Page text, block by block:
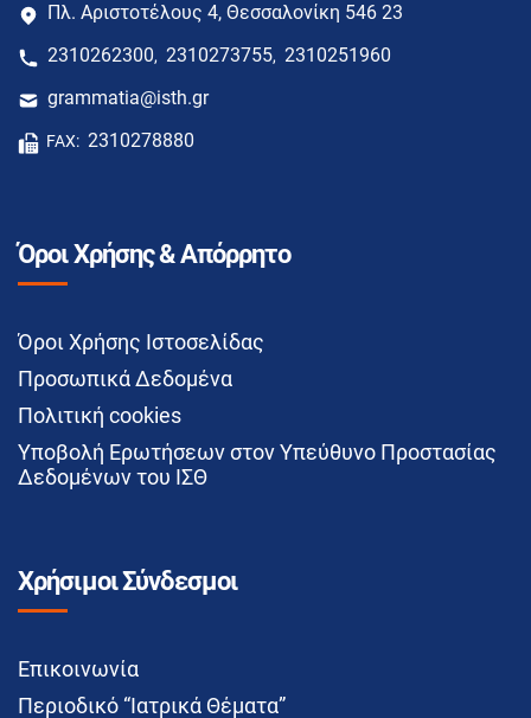
Πλ. Αριστοτέλους 4, Θεσσαλονίκη 546 23
2310262300, 2310273755, 2310251960
grammatia@isth.gr
FAX: 2310278880
Όροι Χρήσης & Απόρρητο
Όροι Χρήσης Ιστοσελίδας
Προσωπικά Δεδομένα
Πολιτική cookies
Υποβολή Ερωτήσεων στον Υπεύθυνο Προστασίας
Δεδομένων του ΙΣΘ
Χρήσιμοι Σύνδεσμοι
Επικοινωνία
Περιοδικό “Ιατρικά Θέματα”